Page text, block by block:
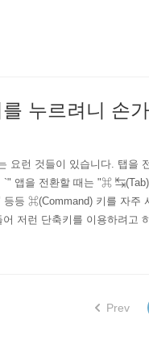
누르려니 손
요런 것들이 있습니다. 탭
앱을 전환할 때는 "⌘
등 ⌘(Command) 키를 자주
저런 단축키를 이용하려고
이 한 것, 작년에 왼쪽 손목
Prev